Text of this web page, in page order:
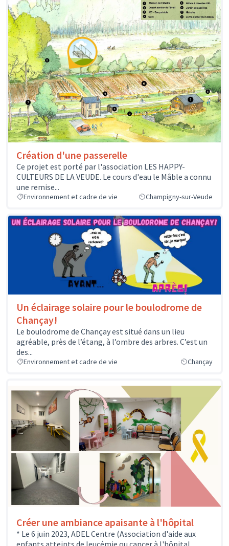
Création d'une passerelle
Ce projet est porté par l'association LES HAPPY-
CULTEURS DE LA VEUDE. Le cours d'eau le Mâble a connu
une remise...
Environnement et cadre de vie Champigny-sur-Veude
Un éclairage solaire pour le boulodrome de
Chançay!
Le boulodrome de Chançay est situé dans un lieu
agréable, près de l’étang, à l’ombre des arbres. C’est un
des...
Environnement et cadre de vie Chançay
Créer une ambiance apaisante à l'hôpital
* Le 6 juin 2023, ADEL Centre (Association d'aide aux